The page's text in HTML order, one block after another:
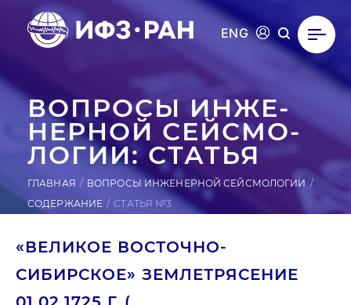
ENG
ВОПРОСЫ ИН­ЖЕ­
НЕР­НОЙ СЕЙ­СМО­
ЛОГИИ: СТАТЬЯ
ГЛАВНАЯ
ВОПРОСЫ ИНЖЕНЕРНОЙ СЕЙСМОЛОГИИ
СОДЕРЖАНИЕ
СТАТЬЯ №3
«ВЕЛИКОЕ ВОСТОЧНО-
СИБИРСКОЕ» ЗЕМЛЕТРЯСЕНИЕ